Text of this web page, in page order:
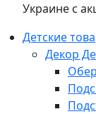
Украине с
Детские
Декор